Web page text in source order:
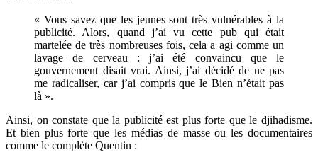
« Vous savez que les jeunes sont très vulnérables à la
publicité. Alors, quand j’ai vu cette pub qui était
martelée de très nombreuses fois, cela a agi comme un
lavage de cerveau : j’ai été convaincu que le
gouvernement disait vrai. Ainsi, j’ai décidé de ne pas
me radicaliser, car j’ai compris que le Bien n’était pas
là ».
Ainsi, on constate que la publicité est plus forte que le djihadisme.
Et bien plus forte que les médias de masse ou les documentaires
comme le complète Quentin :